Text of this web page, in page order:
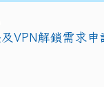
VPN解鎖需求申